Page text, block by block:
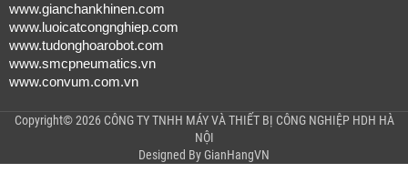
www.gianchankhinen.com
www.luoicatcongnghiep.com
www.tudonghoarobot.com
www.smcpneumatics.vn
www.convum.com.vn
Copyright© 2026 CÔNG TY TNHH MÁY VÀ THIẾT BỊ CÔNG NGHIỆP HDH HÀ
NỘI
Designed By GianHangVN